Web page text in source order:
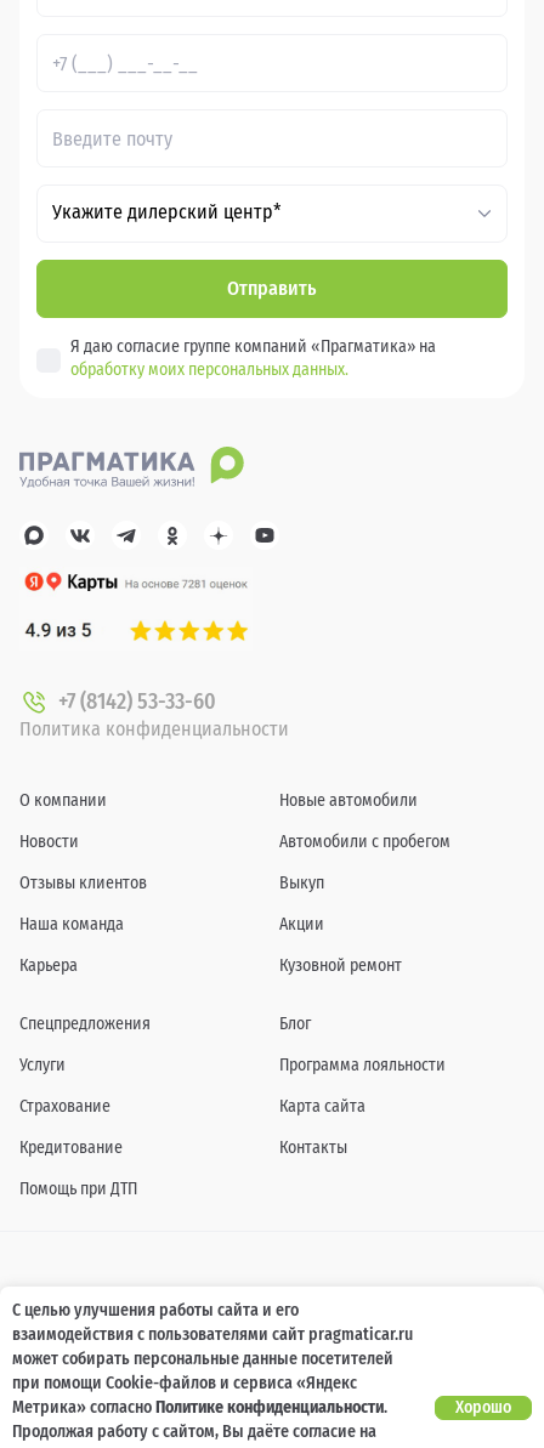
Укажите дилерский центр*
Отправить
Я даю согласие группе компаний «Прагматика» на
обработку моих персональных данных.
+7 (8142) 53-33-60
Политика конфиденциальности
О компании
Новости
Отзывы клиентов
Наша команда
Карьера
Новые автомобили
Автомобили с пробегом
Выкуп
Акции
Кузовной ремонт
Спецпредложения
Услуги
Страхование
Кредитование
Помощь при ДТП
Блог
Программа лояльности
Карта сайта
Контакты
Информация о технических характеристиках, составе комплектаций, цветовой
гамме и стоимости автомобилей, а также действующих акциях, сроках и условиях
их проведения, указанных на сайте www.pragmaticar.ru, носит информационный
характер и ни при каких условиях не является публичной офертой,
определяемой положениями пунктом 2 статьи 437 Гражданского кодекса
Российской Федерации. Для получения подробной информации обращайтесь к
специалистам нашей компании.
С целью улучшения работы сайта и его
взаимодействия с пользователями сайт pragmaticar.ru
может собирать персональные данные посетителей
при помощи Cookie-файлов и сервиса «Яндекс
Метрика» согласноПолитике конфиденциальности.
Продолжая работу с сайтом, Вы даёте согласие на
Хорошо